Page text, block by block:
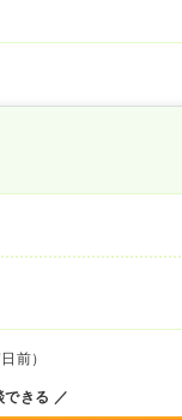
前）
きる